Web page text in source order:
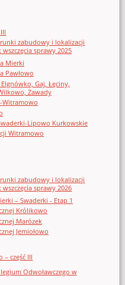
zabudowy i lokalizacji
sprawy 2025
Mierki
Pawłowo
Gaj, Łęciny,
Zawady
Witramowo
Lipowo Kurkowskie
Witramowo
zabudowy i lokalizacji
sprawy 2026
– Swaderki - Etap 1
Królikowo
Marózek
Jemiołowo
– część III
Odwoławczego w